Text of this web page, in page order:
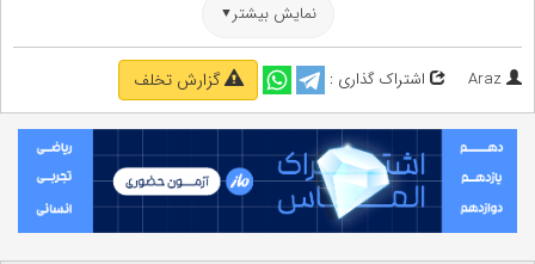
رشته پرورش زنبورعسل چند واحد دارد, سختیهای رشته پرورش زنبورعسل
معرفی رشته پرورش زنبورعسل, معرفی رشته های دانشگاهی,
میزان حقوق رشته پرورش زنبورعسل وضعیت ادامه تحصیل در مقاطع بالاتر
نمایش بیشتر
Araz اشتراک گذاری : گزارش تخلف